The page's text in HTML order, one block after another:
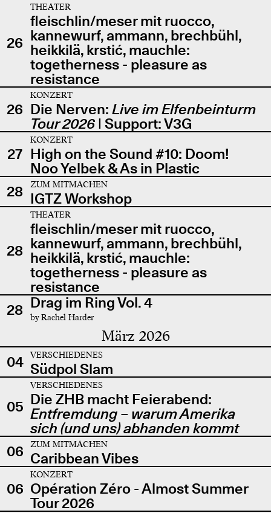
26
THEATER
fleischlin/meser mit ruocco,
kannewurf, ammann, brechbühl,
heikkilä, krstić, mauchle:
togetherness - pleasure as
resistance
26
KONZERT
Die Nerven: Live im Elfenbeinturm
Tour 2026| Support: V3G
27
KONZERT
High on the Sound #10: Doom!
Noo Yelbek & As in Plastic
28
ZUM MITMACHEN
IGTZ Workshop
28
THEATER
fleischlin/meser mit ruocco,
kannewurf, ammann, brechbühl,
heikkilä, krstić, mauchle:
togetherness - pleasure as
resistance
28 Drag im Ring Vol. 4
by Rachel Harder
März 2026
04 VERSCHIEDENES
Südpol Slam
05
VERSCHIEDENES
Die ZHB macht Feierabend:
Entfremdung – warum Amerika
sich (und uns) abhanden kommt
06
ZUM MITMACHEN
Caribbean Vibes
06
KONZERT
Opération Zéro - Almost Summer
Tour 2026